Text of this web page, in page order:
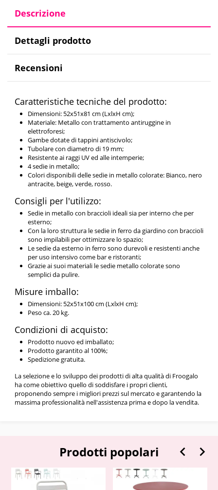
Descrizione
Dettagli prodotto
Recensioni
Caratteristiche tecniche del prodotto:
Dimensioni: 52x51x81 cm (LxlxH cm);
Materiale: Metallo con trattamento antiruggine in
elettroforesi;
Gambe dotate di tappini antiscivolo;
Tubolare con diametro di 19 mm;
Resistente ai raggi UV ed alle intemperie;
4 sedie in metallo;
Colori disponibili delle sedie in metallo colorate: Bianco, nero
antracite, beige, verde, rosso.
Consigli per l'utilizzo:
Sedie in metallo con braccioli ideali sia per interno che per
esterno;
Con la loro struttura le sedie in ferro da giardino con braccioli
sono impilabili per ottimizzare lo spazio;
Le sedie da esterno in ferro sono durevoli e resistenti anche
per uso intensivo come bar e ristoranti;
Grazie ai suoi materiali le sedie metallo colorate sono
semplici da pulire.
Misure imballo:
Dimensioni: 52x51x100 cm (LxlxH cm);
Peso ca. 20 kg.
Condizioni di acquisto:
Prodotto nuovo ed imballato;
Prodotto garantito al 100%;
Spedizione gratuita.
La selezione e lo sviluppo dei prodotti di alta qualità di Froogalo
ha come obiettivo quello di soddisfare i propri clienti,
proponendo sempre i migliori prezzi sul mercato e garantendo la
massima professionalità nell'assistenza prima e dopo la vendita.
Prodotti popolari  